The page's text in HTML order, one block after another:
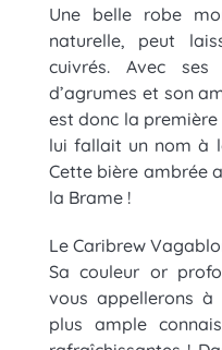
Une belle robe
naturelle, peut
cuivrés. Avec
d’agrumes et son
est donc la première
lui fallait un nom à
Cette bière ambrée
la Brame !
Le Caribrew
Sa couleur or
vous appellerons
plus ample